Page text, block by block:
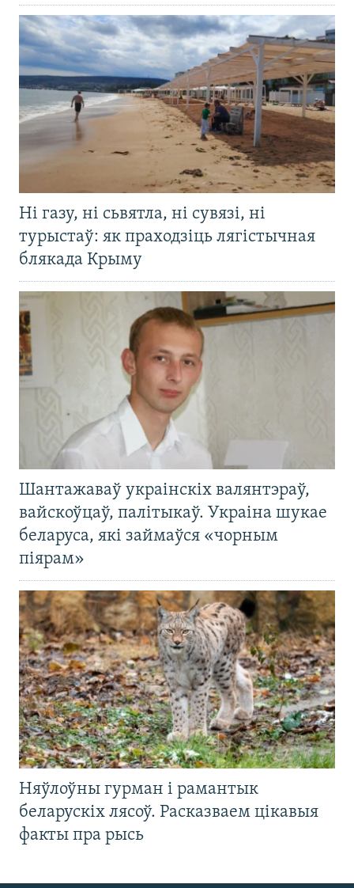
Ні газу, ні сьвятла, ні сувязі, ні
турыстаў: як праходзіць лягістычная
блякада Крыму
Шантажаваў украінскіх валянтэраў,
вайскоўцаў, палітыкаў. Украіна шукае
беларуса, які займаўся «чорным
піярам»
Няўлоўны гурман і рамантык
беларускіх лясоў. Расказваем цікавыя
факты пра рысь